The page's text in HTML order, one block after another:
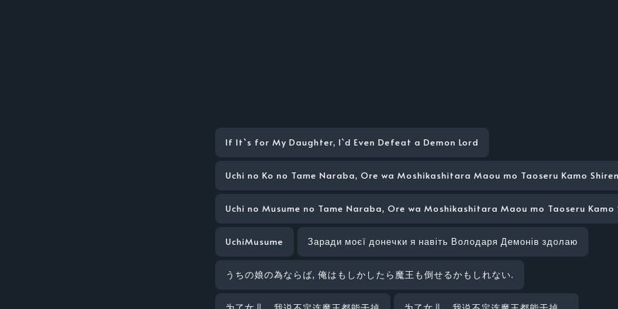
If It`s for My Daughter, I`d Even Defeat a Demon Lord
Uchi no Ko no Tame Naraba, Ore wa Moshikashitara Maou mo Taoseru Kamo
Uchi no Musume no Tame Naraba, Ore wa Moshikashitara Maou mo Taoseru Kamo
UchiMusume Заради моєї донечки я навіть Володаря Демонів здолаю
うちの娘の為ならば, 俺はもしかしたら魔王も倒せるかもしれない.